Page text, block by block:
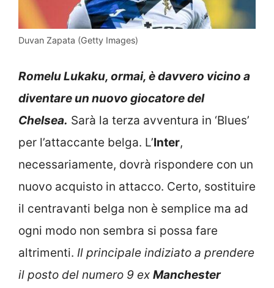
Duvan Zapata (Getty Images)
Romelu Lukaku, ormai, è davvero vicino a
diventare un nuovo giocatore del
Chelsea. Sarà la terza avventura in ‘Blues’
per l’attaccante belga. L’Inter,
necessariamente, dovrà rispondere con un
nuovo acquisto in attacco. Certo, sostituire
il centravanti belga non è semplice ma ad
ogni modo non sembra si possa fare
altrimenti. Il principale indiziato a prendere
il posto del numero 9 ex Manchester